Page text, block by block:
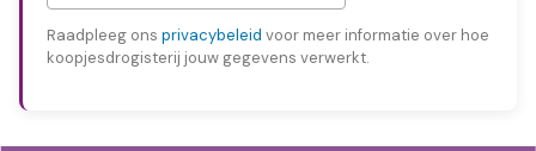
Raadpleeg ons privacybeleid voor meer informatie over hoe
koopjesdrogisterij jouw gegevens verwerkt.